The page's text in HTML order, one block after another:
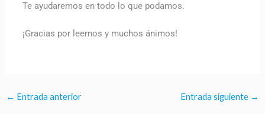
Te ayudaremos en todo lo que podamos.
¡Gracias por leernos y muchos ánimos!
← Entrada anterior Entrada siguiente →